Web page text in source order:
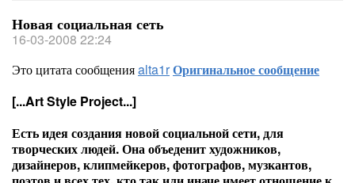
Новая социальная сеть
16-03-2008 22:24
Это цитата сообщенияalta1rОригинальное сообщение
[...Art Style Project...]
Есть идея создания новой социальной сети, для
творческих людей. Она объеденит художников,
дизайнеров, клипмейкеров, фотографов, музкантов,